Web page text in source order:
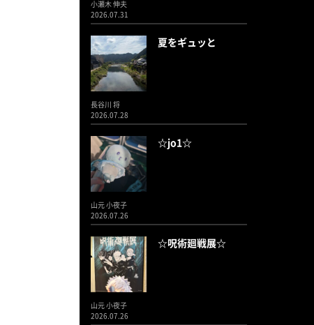
小瀬木 伸夫
2026.07.31
夏をギュッと
長谷川 将
2026.07.28
☆jo1☆
山元 小夜子
2026.07.26
☆呪術廻戦展☆
山元 小夜子
2026.07.26